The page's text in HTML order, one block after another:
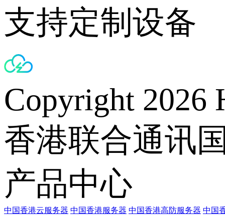
支持定制设备
Copyright 2026
香港联合通讯
产品中心
中国香港云服务器 中国香港服务器 中国香港高防服务器 中国